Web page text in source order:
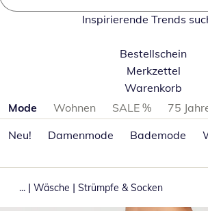
Inspirierende Trends
Bestellschein
Merkzettel
Warenkorb
Produktkategorien überspringen
Mode Wohnen SALE %
75
Neu!
Damenmode Bademode
... | Wäsche | Strümpfe & Socken